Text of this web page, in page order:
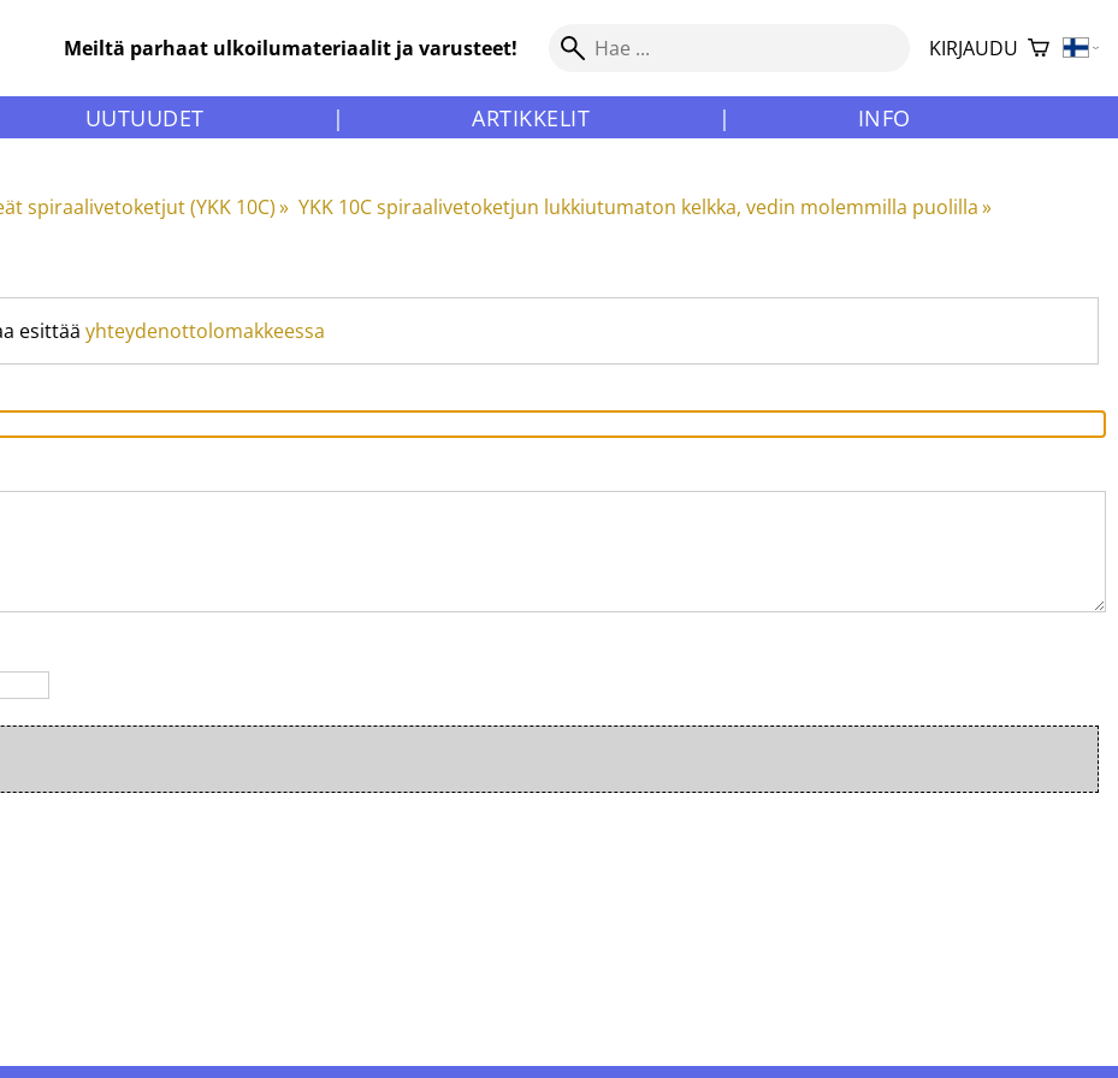
Meiltä parhaat ulkoilumateriaalit ja varusteet! KIRJAUDU
UUTUUDET | ARTIKKELIT | INFO
spiraalivetoketjut (YKK 10C)‪» YKK 10C spiraalivetoketjun lukkiutumaton kelkka, vedin molemmilla puolilla‪»
esittää yhteydenottolomakkeessa